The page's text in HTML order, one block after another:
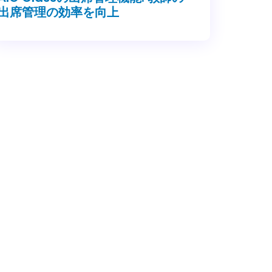
席管理の効率を向上